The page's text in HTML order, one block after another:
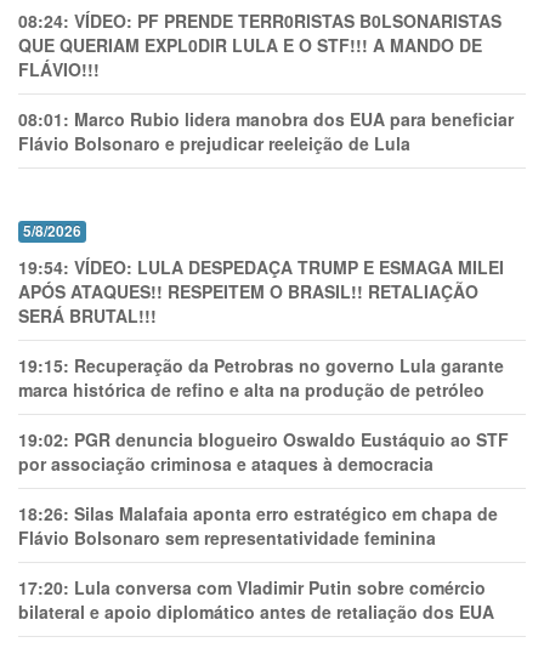
08:24: VÍDEO: PF PRENDE TERR0RlSTAS B0LSONARlSTAS
QUE QUERIAM EXPL0DlR LULA E O STF!!! A MANDO DE
FLÁVIO!!!
08:01: Marco Rubio lidera manobra dos EUA para beneficiar
Flávio Bolsonaro e prejudicar reeleição de Lula
5/8/2026
19:54: VÍDEO: LULA DESPEDAÇA TRUMP E ESMAGA MILEI
APÓS ATAQUES!! RESPEITEM O BRASIL!! RETALIAÇÃO
SERÁ BRUTAL!!!
19:15: Recuperação da Petrobras no governo Lula garante
marca histórica de refino e alta na produção de petróleo
19:02: PGR denuncia blogueiro Oswaldo Eustáquio ao STF
por associação criminosa e ataques à democracia
18:26: Silas Malafaia aponta erro estratégico em chapa de
Flávio Bolsonaro sem representatividade feminina
17:20: Lula conversa com Vladimir Putin sobre comércio
bilateral e apoio diplomático antes de retaliação dos EUA